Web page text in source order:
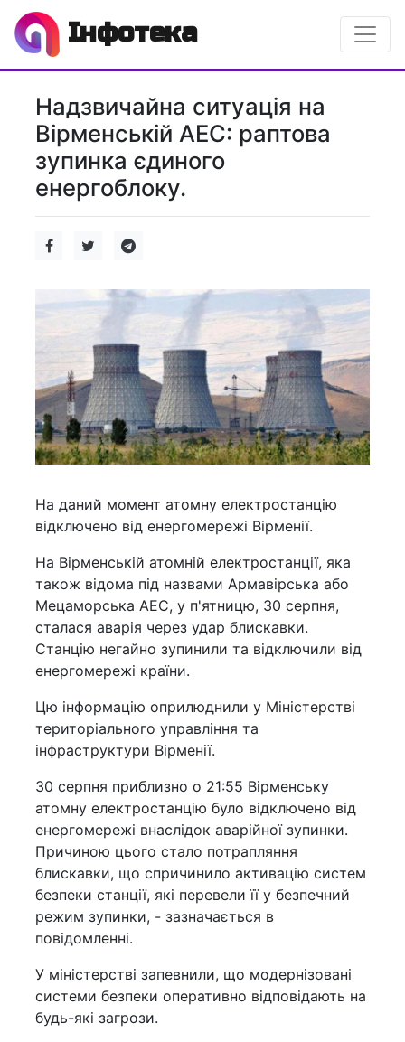
Інфотека
Надзвичайна ситуація на
Вірменській АЕС: раптова
зупинка єдиного
енергоблоку.
На даний момент атомну електростанцію
відключено від енергомережі Вірменії.
На Вірменській атомній електростанції, яка
також відома під назвами Армавірська або
Мецаморська АЕС, у п'ятницю, 30 серпня,
сталася аварія через удар блискавки.
Станцію негайно зупинили та відключили від
енергомережі країни.
Цю інформацію оприлюднили у Міністерстві
територіального управління та
інфраструктури Вірменії.
30 серпня приблизно о 21:55 Вірменську
атомну електростанцію було відключено від
енергомережі внаслідок аварійної зупинки.
Причиною цього стало потрапляння
блискавки, що спричинило активацію систем
безпеки станції, які перевели її у безпечний
режим зупинки, - зазначається в
повідомленні.
У міністерстві запевнили, що модернізовані
системи безпеки оперативно відповідають на
будь-які загрози.